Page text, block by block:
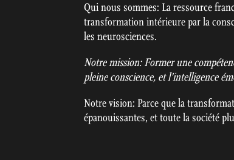
Qui nous sommes: La ressource
transformation intérieure par la
les neurosciences.
Notre mission: Former une
pleine conscience, et l’intelligence
Notre vision: Parce que la
épanouissantes, et toute la société